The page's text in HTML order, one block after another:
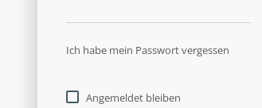
Ich habe mein Passwort vergessen
Angemeldet bleiben